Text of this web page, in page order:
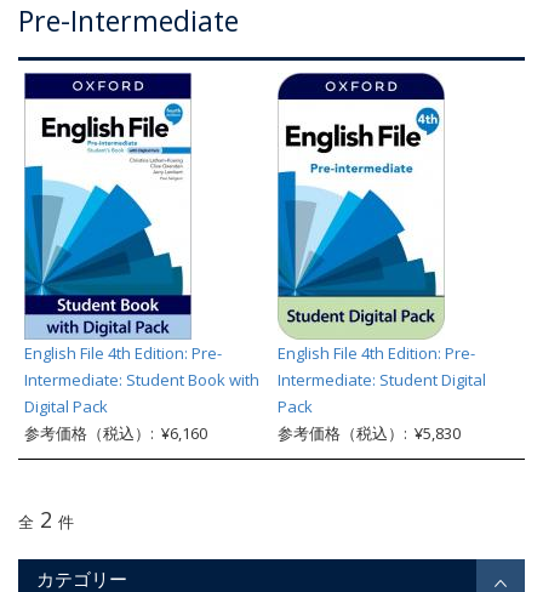
Pre-Intermediate
English File 4th Edition: Pre-
Intermediate: Student Book with
Digital Pack
参考価格（税込）: ¥6,160
English File 4th Edition: Pre-
Intermediate: Student Digital
Pack
参考価格（税込）: ¥5,830
全 2 件
カテゴリー